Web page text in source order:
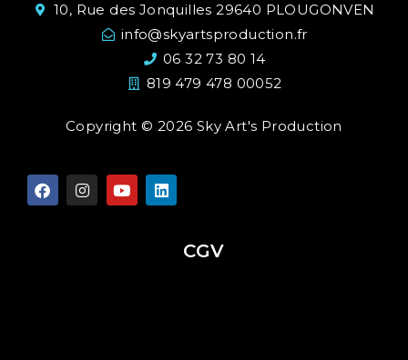
10, Rue des Jonquilles 29640 PLOUGONVEN
info@skyartsproduction.fr
06 32 73 80 14
819 479 478 00052
Copyright © 2026 Sky Art's Production
CGV